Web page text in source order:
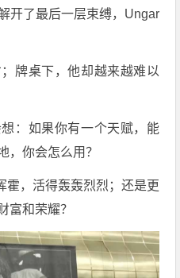
开了最后一层束缚，Ungar
牌桌下，他却越来越难以
：如果你有一个天赋，能
，你会怎么用？
霍，活得轰轰烈烈；还是更
富和荣耀？